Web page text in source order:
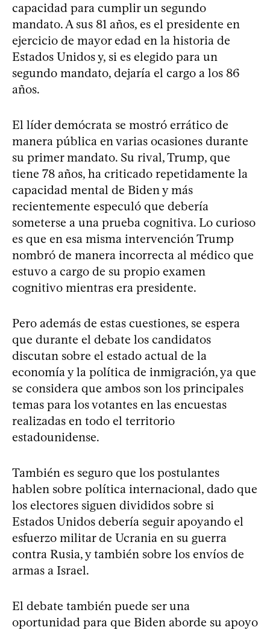
capacidad para cumplir un segundo
mandato. A sus 81 años, es el presidente en
ejercicio de mayor edad en la historia de
Estados Unidos y, si es elegido para un
segundo mandato, dejaría el cargo a los 86
años.
El líder demócrata se mostró errático de
manera pública en varias ocasiones durante
su primer mandato. Su rival, Trump, que
tiene 78 años, ha criticado repetidamente la
capacidad mental de Biden y más
recientemente especuló que debería
someterse a una prueba cognitiva. Lo curioso
es que en esa misma intervención Trump
nombró de manera incorrecta al médico que
estuvo a cargo de su propio examen
cognitivo mientras era presidente.
Pero además de estas cuestiones, se espera
que durante el debate los candidatos
discutan sobre el estado actual de la
economía y la política de inmigración, ya que
se considera que ambos son los principales
temas para los votantes en las encuestas
realizadas en todo el territorio
estadounidense.
También es seguro que los postulantes
hablen sobre política internacional, dado que
los electores siguen divididos sobre si
Estados Unidos debería seguir apoyando el
esfuerzo militar de Ucrania en su guerra
contra Rusia, y también sobre los envíos de
armas a Israel.
El debate también puede ser una
oportunidad para que Biden aborde su apoyo